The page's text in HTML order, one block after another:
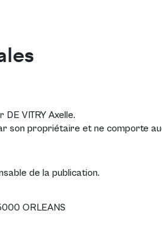
DE VITRY Axelle.
son propriétaire et ne comporte
de la publication.
ORLEANS